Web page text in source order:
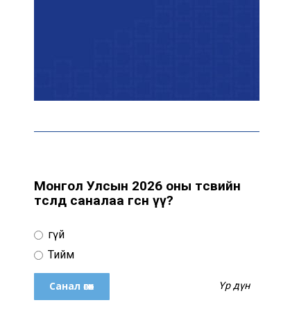
Европын хамгийн хүчирхэг
Монгол Улс “COP17”-д
Монгол Улсын 2026 оны төсвийн
төсөлд саналаа өгсөн үү?
Үгүй
Тийм
Үр дүн